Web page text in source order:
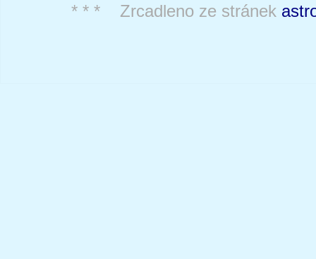
* * * Zrcadleno ze stránek